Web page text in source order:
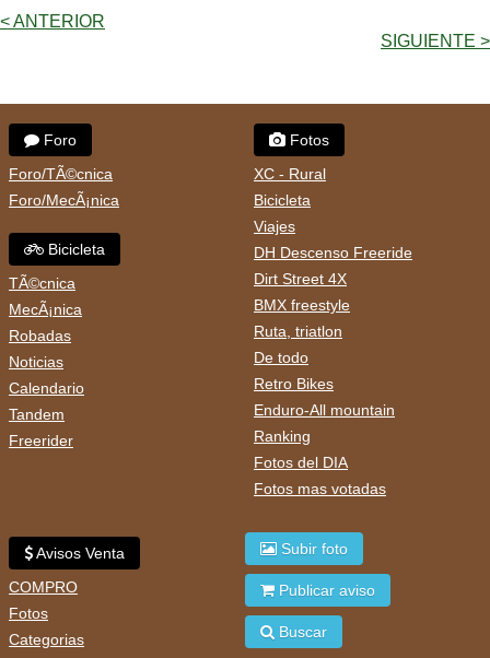
< ANTERIOR
SIGUIENTE >
Foro
Foro/TÃ©cnica
Foro/MecÃ¡nica
Bicicleta
TÃ©cnica
MecÃ¡nica
Robadas
Noticias
Calendario
Tandem
Freerider
Fotos
XC - Rural
Bicicleta
Viajes
DH Descenso Freeride
Dirt Street 4X
BMX freestyle
Ruta, triatlon
De todo
Retro Bikes
Enduro-All mountain
Ranking
Fotos del DIA
Fotos mas votadas
Avisos Venta
COMPRO
Fotos
Categorias
Subir foto
Publicar aviso
Buscar